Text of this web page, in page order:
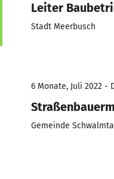
Leiter
Stadt Meerbusch
6 Monate, Juli 2022 -
Gemeinde